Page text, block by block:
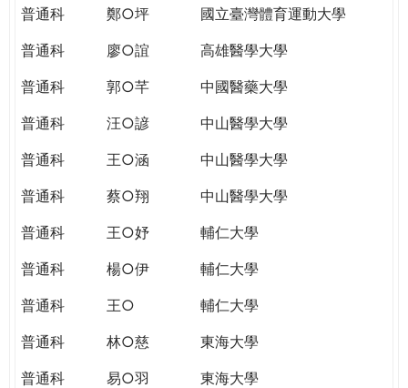
普通科
鄭○坪
國立臺灣體育運動大學
普通科
廖○誼
高雄醫學大學
普通科
郭○芊
中國醫藥大學
普通科
汪○諺
中山醫學大學
普通科
王○涵
中山醫學大學
普通科
蔡○翔
中山醫學大學
普通科
王○妤
輔仁大學
普通科
楊○伊
輔仁大學
普通科
王○
輔仁大學
普通科
林○慈
東海大學
普通科
易○羽
東海大學